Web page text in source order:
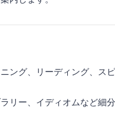
ング、リーディング、ス
リー、イディオムなど細分